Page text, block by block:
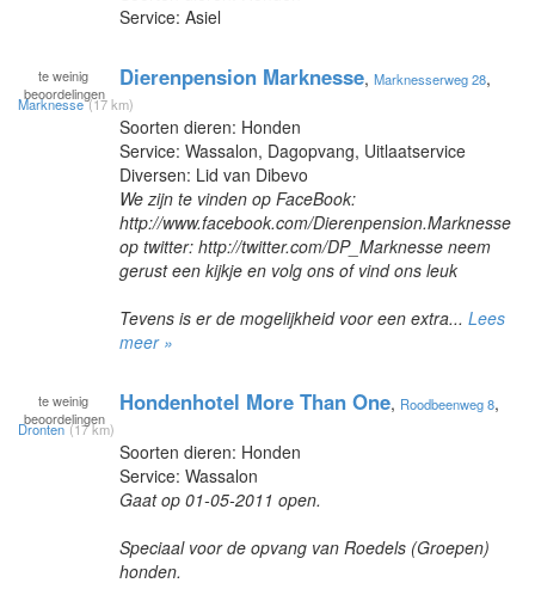
Service: Asiel
te weinig
beoordelingen
Dierenpension Marknesse, Marknesserweg 28,
Marknesse (17 km)
Soorten dieren: Honden
Service: Wassalon, Dagopvang, Uitlaatservice
Diversen: Lid van Dibevo
We zijn te vinden op FaceBook:
http://www.facebook.com/Dierenpension.Marknesse
op twitter: http://twitter.com/DP_Marknesse neem
gerust een kijkje en volg ons of vind ons leuk
Tevens is er de mogelijkheid voor een extra... Lees
meer »
te weinig
beoordelingen
Hondenhotel More Than One, Roodbeenweg 8,
Dronten (17 km)
Soorten dieren: Honden
Service: Wassalon
Gaat op 01-05-2011 open.
Speciaal voor de opvang van Roedels (Groepen)
honden.